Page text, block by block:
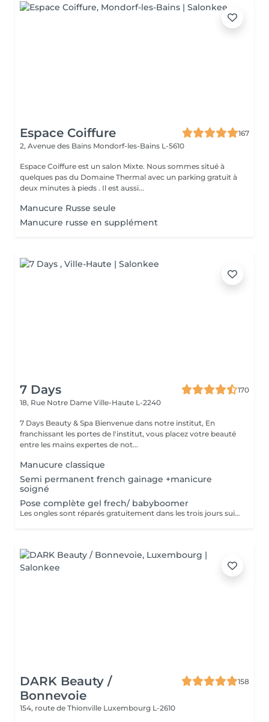
Espace Coiffure
167
2, Avenue des Bains Mondorf-les-Bains L-5610
Espace Coiffure est un salon Mixte. Nous sommes situé à
quelques pas du Domaine Thermal avec un parking gratuit à
deux minutes à pieds . Il est aussi...
Manucure Russe seule
Manucure russe en supplément
7 Days
170
18, Rue Notre Dame Ville-Haute L-2240
7 Days Beauty & Spa Bienvenue dans notre institut, En
franchissant les portes de l'institut, vous placez votre beauté
entre les mains expertes de not...
Manucure classique
Semi permanent french gainage +manicure
soigné
Pose complète gel frech/ babyboomer
Les ongles sont réparés gratuitement dans les trois jours suivant le service ! A partir du quatrième jour la prestation est payante.
DARK Beauty /
Bonnevoie
158
154, route de Thionville Luxembourg L-2610